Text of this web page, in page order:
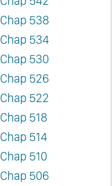
Chap 538
Chap 534
Chap 530
Chap 526
Chap 522
Chap 518
Chap 514
Chap 510
Chap 506